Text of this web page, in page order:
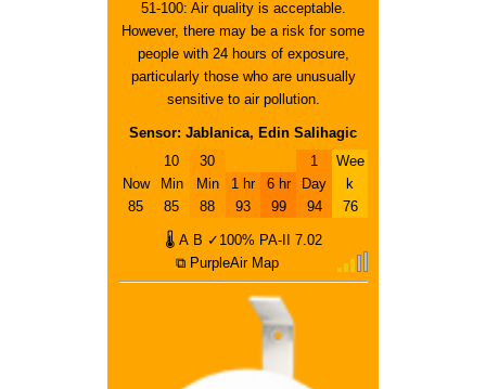
51-100: Air quality is acceptable.
However, there may be a risk for some
people with 24 hours of exposure,
particularly those who are unusually
sensitive to air pollution.
Sensor: Jablanica, Edin Salihagic
Now
85
10
Min
85
30
Min
88
1 hr
93
6 hr
99
1
Day
94
Wee
k
76
🌡 A B ✓100% PA-II 7.02
⧉ PurpleAir Map